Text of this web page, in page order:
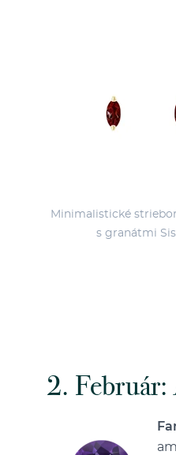
Minimalistické
s granátmi
2. Február: